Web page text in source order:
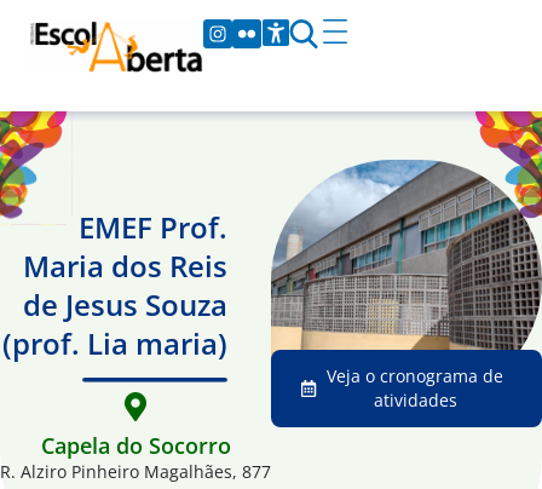
EMEF Prof.
Maria dos Reis
de Jesus Souza
(prof. Lia maria)
Capela do Socorro
R. Alziro Pinheiro Magalhães, 877
Veja o cronograma de
atividades